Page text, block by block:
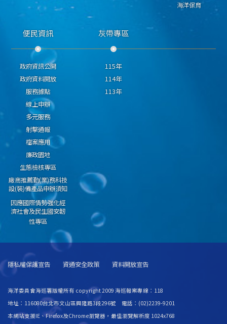
海洋保育
便民資訊
政府資訊公開
政府資料開放
服務據點
線上申辦
多元服務
射擊通報
檔案應用
廉政園地
生態檢核專區
廠商推薦勤(業)務科技
設(裝)備產品申辦須知
因應國際情勢強化經
濟社會及民生國安韌
性專區
灰帶專區
115年
114年
113年
隱私權保護宣告 資通安全政策 資料開放宣告
海洋委員會海巡署版權所有 copyright 2009 海巡報案專線：118
地址：116080台北市文山區興隆路3段296號 電話：(02)2239-9201
本網站支援IE、Firefox及Chrome瀏覽器，最佳瀏覽解析度 1024x768